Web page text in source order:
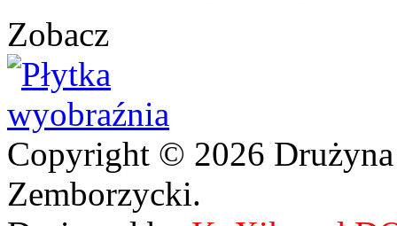
Zobacz
Copyright © 2026
Zemborzycki.